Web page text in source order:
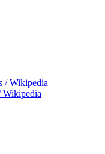
/ Wikipedia
Wikipedia